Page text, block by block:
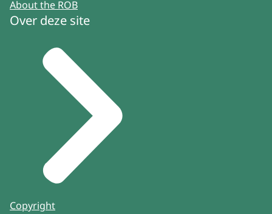
About the ROB
Over deze site
Copyright